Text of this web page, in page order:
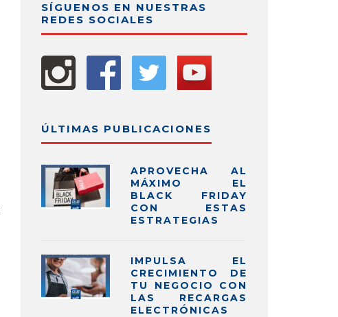
SÍGUENOS EN NUESTRAS
REDES SOCIALES
ÚLTIMAS PUBLICACIONES
APROVECHA AL
MÁXIMO EL
BLACK FRIDAY
CON ESTAS
ESTRATEGIAS
IMPULSA EL
CRECIMIENTO DE
TU NEGOCIO CON
LAS RECARGAS
ELECTRÓNICAS